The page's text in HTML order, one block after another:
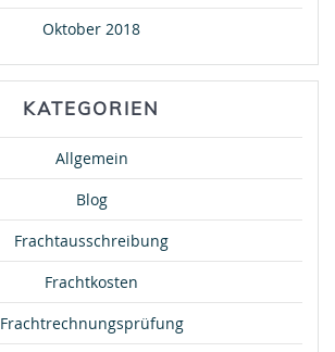
Oktober 2018
KATEGORIEN
Allgemein
Blog
Frachtausschreibung
Frachtkosten
Frachtrechnungsprüfung